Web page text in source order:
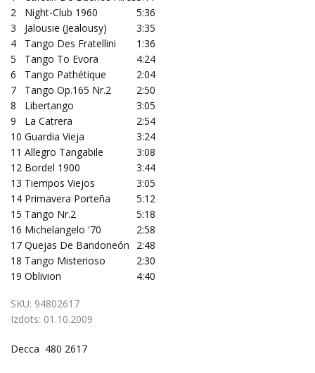
2
Night-Club 1960
5:36
3
Jalousie (Jealousy)
3:35
4
Tango Des Fratellini
1:36
5
Tango To Evora
4:24
6
Tango Pathétique
2:04
7
Tango Op.165 Nr.2
2:50
8
Libertango
3:05
9
La Catrera
2:54
10 Guardia Vieja
3:24
11 Allegro Tangabile
3:08
12 Bordel 1900
3:44
13 Tiempos Viejos
3:05
14 Primavera Porteña
5:12
15 Tango Nr.2
5:18
16 Michelangelo '70
2:58
17 Quejas De Bandoneón
2:48
18 Tango Misterioso
2:30
19 Oblivion 4:40
SKU: 94802617
Izdots: 01.10.2009
Decca 480 2617